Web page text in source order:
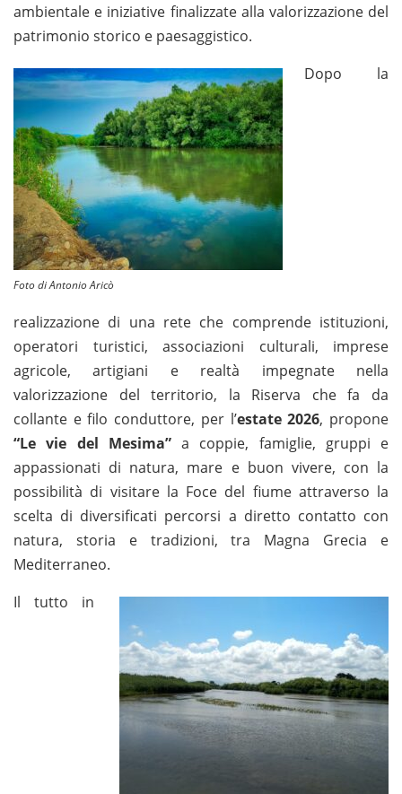
ambientale e iniziative finalizzate alla valorizzazione del
patrimonio storico e paesaggistico.
Foto di Antonio Aricò
Dopo la
realizzazione di una rete che comprende istituzioni,
operatori turistici, associazioni culturali, imprese
agricole, artigiani e realtà impegnate nella
valorizzazione del territorio, la Riserva che fa da
collante e filo conduttore, per l’estate 2026, propone
“Le vie del Mesima”a coppie, famiglie, gruppi e
appassionati di natura, mare e buon vivere, con la
possibilità di visitare la Foce del fiume attraverso la
scelta di diversificati percorsi a diretto contatto con
natura, storia e tradizioni, tra Magna Grecia e
Mediterraneo.
Il tutto in